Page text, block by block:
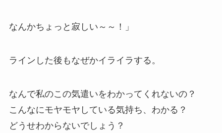
なんかちょっと寂しい～～！」
ラインした後もなぜかイライラする。
なんで私のこの気遣いをわかってくれないの？
こんなにモヤモヤしている気持ち、わかる？
どうせわからないでしょう？